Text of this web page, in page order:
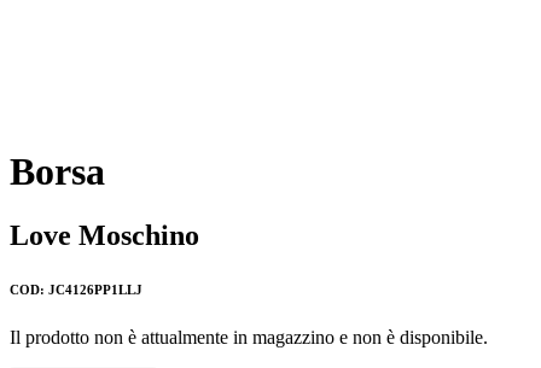
Borsa
Love Moschino
COD: JC4126PP1LLJ
Il prodotto non è attualmente in magazzino e non è disponibile.